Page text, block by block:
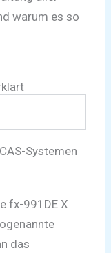
warum es so
Systemen
fx-991DE X
das